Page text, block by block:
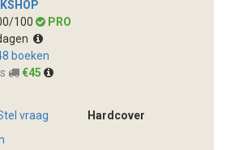
100
PRO
boeken
€45
vraag
Hardcover